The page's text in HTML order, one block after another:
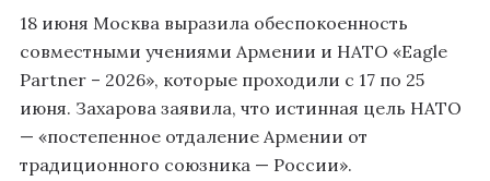
18 июня Москва выразила обеспокоенность
совместными учениями Армении и НАТО «Eagle
Partner – 2026», которые проходили с 17 по 25
июня. Захарова заявила, что истинная цель НАТО
— «постепенное отдаление Армении от
традиционного союзника — России».